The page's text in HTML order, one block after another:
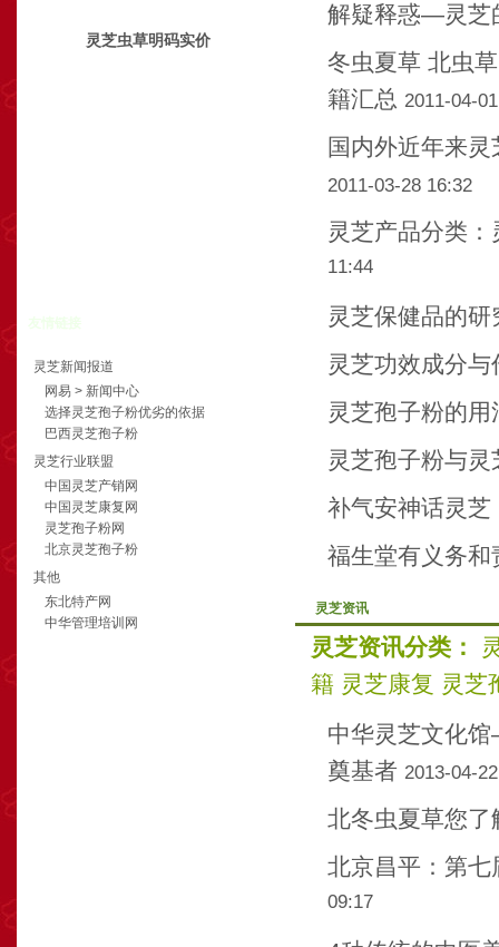
灵芝虫草明码实价
灵芝新闻报道
网易 > 新闻中心
选择灵芝孢子粉优劣的依据
巴西灵芝孢子粉
灵芝行业联盟
中国灵芝产销网
中国灵芝康复网
灵芝孢子粉网
北京灵芝孢子粉
其他
东北特产网
中华管理培训网
解疑释惑—灵芝
冬虫夏草 北虫
籍汇总 2011-04-
国内外近年来
2011-03-28 16:32
灵芝产品分类
11:44
灵芝保健品的
灵芝功效成分
灵芝孢子粉的
灵芝孢子粉与
补气安神话灵
福生堂有义务
灵芝资讯
灵芝资讯分类：
籍 灵芝康复 灵芝
中华灵芝文化
奠基者 2013-04-
北冬虫夏草您
北京昌平：第
09:17